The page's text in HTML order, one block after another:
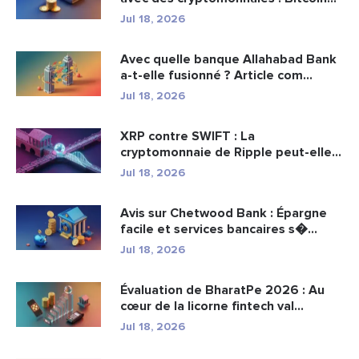
Jul 18, 2026
Avec quelle banque Allahabad Bank
a-t-elle fusionné ? Article com...
Jul 18, 2026
XRP contre SWIFT : La
cryptomonnaie de Ripple peut-elle
remplacer...
Jul 18, 2026
Avis sur Chetwood Bank : Épargne
facile et services bancaires s�...
Jul 18, 2026
Évaluation de BharatPe 2026 : Au
cœur de la licorne fintech val...
Jul 18, 2026